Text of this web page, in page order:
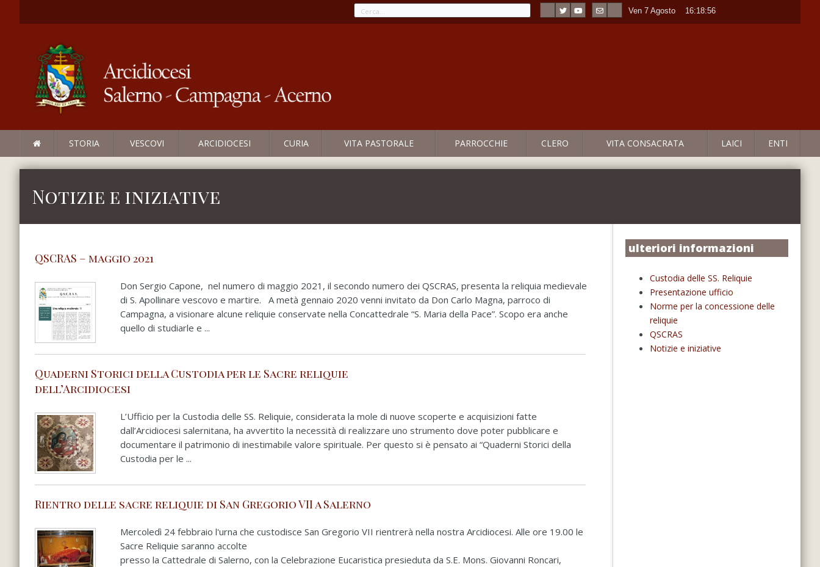
Ven 7 Agosto 16:18:57
STORIA VESCOVI ARCIDIOCESI CURIA VITA PASTORALE PARROCCHIE CLERO VITA CONSACRATA LAICI ENTI
Notizie e iniziative
QSCRAS – maggio 2021
Don Sergio Capone, nel numero di maggio 2021, il secondo numero dei QSCRAS, presenta la reliquia medievale
di S. Apollinare vescovo e martire. A metà gennaio 2020 venni invitato da Don Carlo Magna, parroco di
Campagna, a visionare alcune reliquie conservate nella Concattedrale “S. Maria della Pace”. Scopo era anche
quello di studiarle e ...
Quaderni Storici della Custodia per le Sacre reliquie
dell’Arcidiocesi
L’Ufficio per la Custodia delle SS. Reliquie, considerata la mole di nuove scoperte e acquisizioni fatte
dall’Arcidiocesi salernitana, ha avvertito la necessità di realizzare uno strumento dove poter pubblicare e
documentare il patrimonio di inestimabile valore spirituale. Per questo si è pensato ai “Quaderni Storici della
Custodia per le ...
Rientro delle sacre reliquie di San Gregorio VII a Salerno
Mercoledì 24 febbraio l'urna che custodisce San Gregorio VII rientrerà nella nostra Arcidiocesi. Alle ore 19.00 le
Sacre Reliquie saranno accolte
presso la Cattedrale di Salerno, con la Celebrazione Eucaristica presieduta da S.E. Mons. Giovanni Roncari,
ulteriori informazioni
Custodia delle SS. Reliquie
Presentazione ufficio
Norme per la concessione delle
reliquie
QSCRAS
Notizie e iniziative